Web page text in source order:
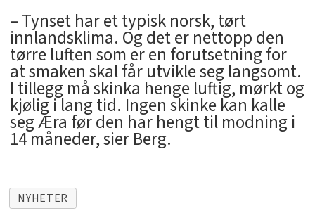
– Tynset har et typisk norsk, tørt
innlandsklima. Og det er nettopp den
tørre luften som er en forutsetning for
at smaken skal får utvikle seg langsomt.
I tillegg må skinka henge luftig, mørkt og
kjølig i lang tid. Ingen skinke kan kalle
seg Æra før den har hengt til modning i
14 måneder, sier Berg.
NYHETER